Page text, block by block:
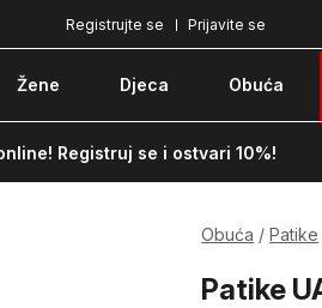
ili pouzećem Prijavite se
Registrujte se
Žene Djeca Obuća
Registruj se i ostvari 10%!
Obuća Patike
Patike